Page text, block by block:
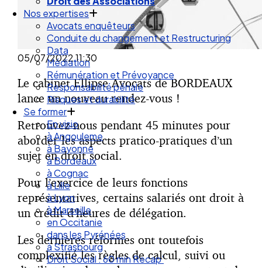
Nos expertises
Avocats enquêteurs
Conduite du changement et Restructuring
Data
Médiation
Rémunération et Prévoyance
Responsabilité pénale
Risques et durabilité
Se former
En visio
à Angouleme
à Bayonne
à Bordeaux
à Cognac
à Lille
à Lyon
à Marseille
en Occitanie
dans les Pyrénées
à Strasbourg
Droit Social : 60 min Recap’
05/07/202211:30
Le cabinet Ellipse Avocats de BORDEAUX
lance un nouveau rendez-vous !
Retrouvez-nous pendant 45 minutes pour
aborder les aspects pratico-pratiques d’un
sujet en droit social.
Pour l’exercice de leurs fonctions
représentatives, certains salariés ont droit à
un crédit d’heures de délégation.
Les dernières réformes ont toutefois
complexifié les règles de calcul, suivi ou